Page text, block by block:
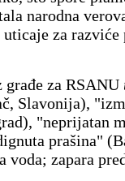
narodna
za razviće
za RSANU
Slavonija),
"neprijatan
prašina"
voda; zapara